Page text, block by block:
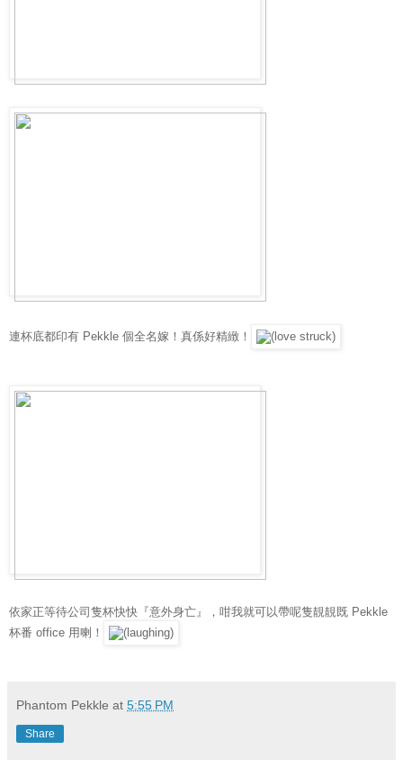
連杯底都印有 Pekkle 個全名嫁！真係好精緻！
依家正等待公司隻杯快快『意外身亡』，咁我就可以帶呢隻靚靚既 Pekkle
杯番 office 用喇！
Phantom Pekkle at 5:55 PM
Share